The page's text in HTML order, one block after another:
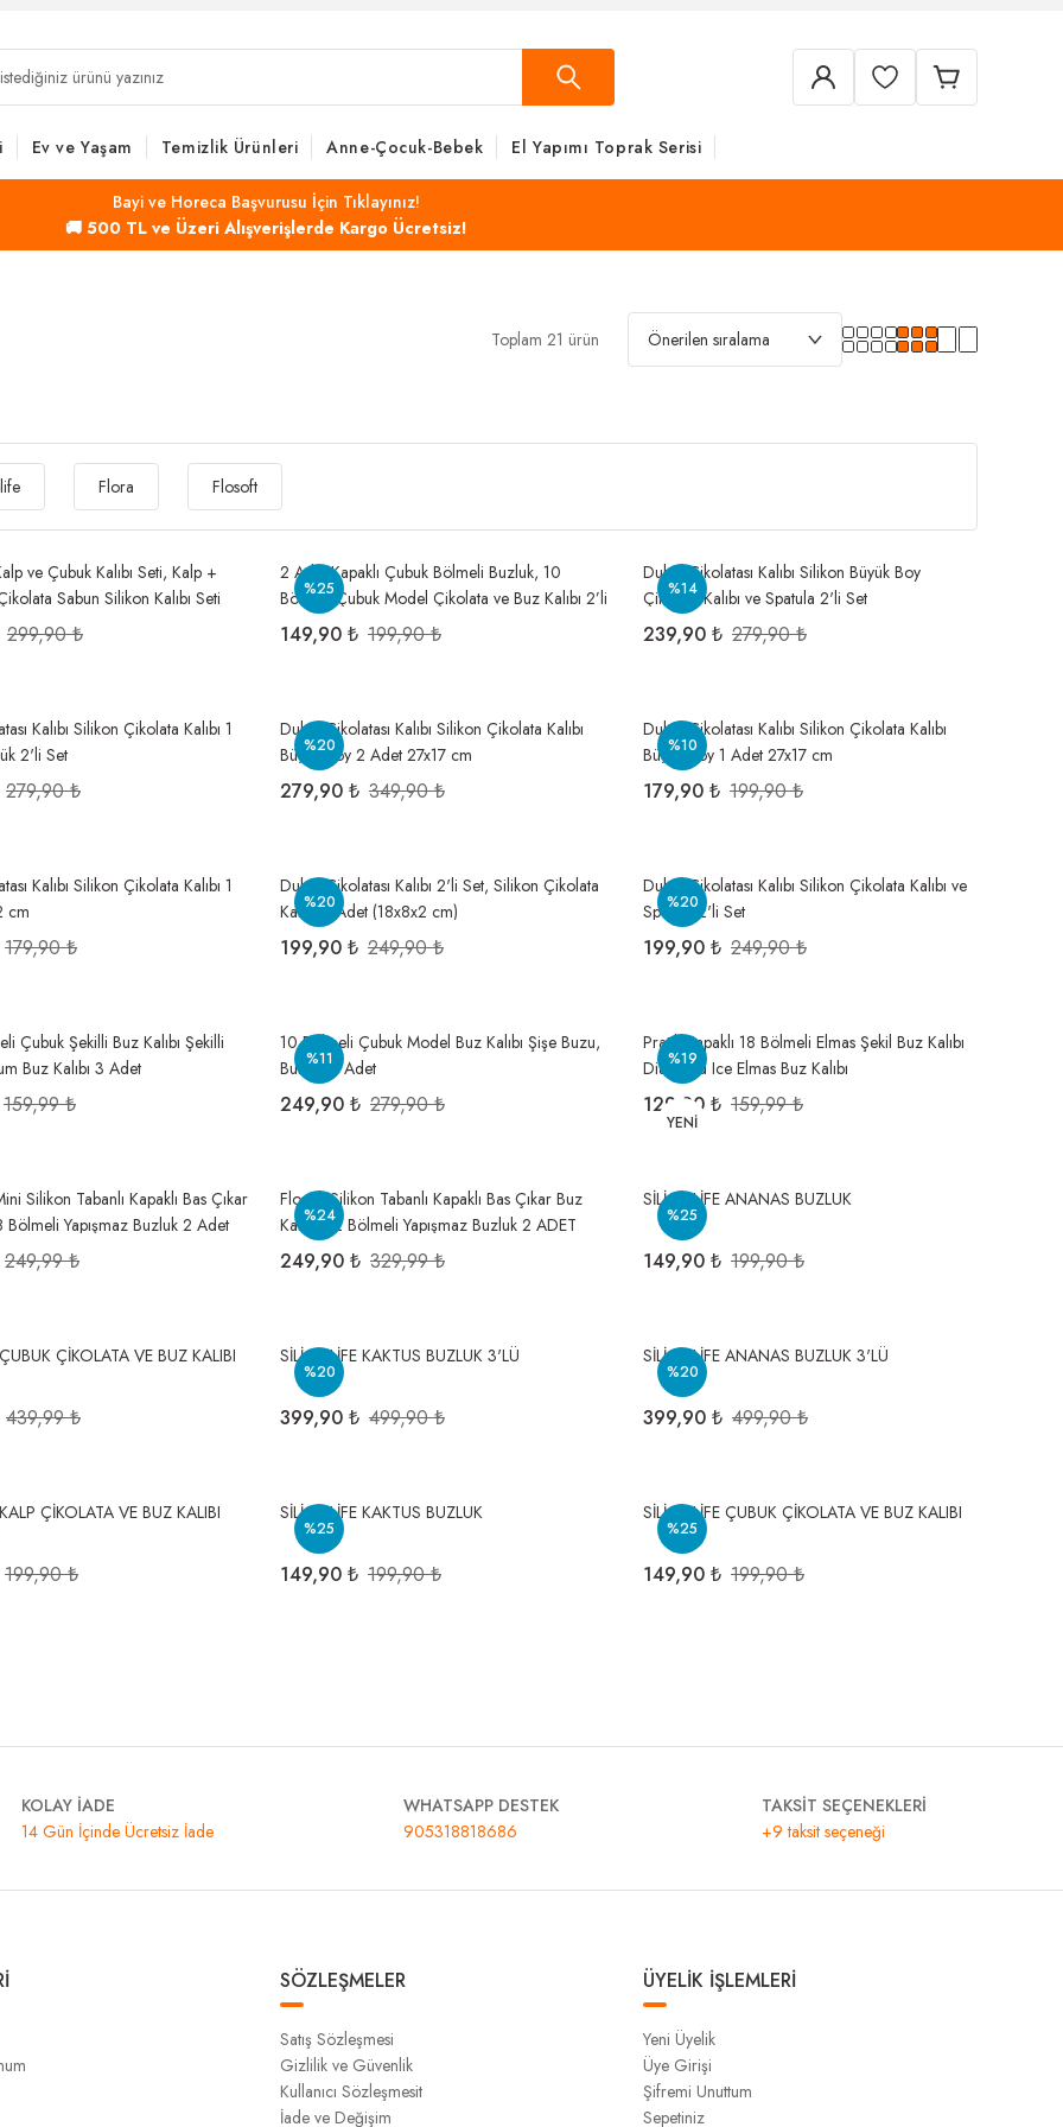
Ev ve Yaşam Temizlik Ürünleri Anne-Çocuk-Bebek El Yapımı Toprak Serisi
Bayi ve Horeca Başvurusu İçin Tıklayınız!
🚚 500 TL ve Üzeri Alışverişlerde Kargo Ücretsiz!
Toplam 21 ürün
Flora Flosoft
ve Çubuk Kalıbı Seti, Kalp +
Sabun Silikon Kalıbı Seti
299,90 ₺
%25
2 Adet Kapaklı Çubuk Bölmeli Buzluk, 10
Bölmeli Çubuk Model Çikolata ve Buz Kalıbı 2’li
Set
149,90 ₺ 199,90 ₺
%14
Dubai Çikolatası Kalıbı Silikon Büyük Boy
Çikolata Kalıbı ve Spatula 2'li Set
239,90 ₺ 279,90 ₺
Kalıbı Silikon Çikolata Kalıbı 1
2'li Set
279,90 ₺
%20
Dubai Çikolatası Kalıbı Silikon Çikolata Kalıbı
Büyük Boy 2 Adet 27x17 cm
279,90 ₺ 349,90 ₺
%10
Dubai Çikolatası Kalıbı Silikon Çikolata Kalıbı
Büyük Boy 1 Adet 27x17 cm
179,90 ₺ 199,90 ₺
Kalıbı Silikon Çikolata Kalıbı 1
cm
179,90 ₺
%20
Dubai Çikolatası Kalıbı 2'li Set, Silikon Çikolata
Kalıbı 2 Adet (18x8x2 cm)
199,90 ₺ 249,90 ₺
%20
Dubai Çikolatası Kalıbı Silikon Çikolata Kalıbı ve
Spatula 2'li Set
199,90 ₺ 249,90 ₺
Çubuk Şekilli Buz Kalıbı Şekilli
Buz Kalıbı 3 Adet
159,99 ₺
%11
10 Bölmeli Çubuk Model Buz Kalıbı Şişe Buzu,
Buzluk 3 Adet
249,90 ₺ 279,90 ₺
%19
YENİ
Pratik Kapaklı 18 Bölmeli Elmas Şekil Buz Kalıbı
Diamond Ice Elmas Buz Kalıbı
129,90 ₺ 159,99 ₺
Silikon Tabanlı Kapaklı Bas Çıkar
Bölmeli Yapışmaz Buzluk 2 Adet
249,99 ₺
%24
Flosoft Silikon Tabanlı Kapaklı Bas Çıkar Buz
Kalıbı, 12 Bölmeli Yapışmaz Buzluk 2 ADET
249,90 ₺ 329,99 ₺
%25
SİLİCOLİFE ANANAS BUZLUK
149,90 ₺ 199,90 ₺
ÇİKOLATA VE BUZ KALIBI
439,99 ₺
%20
SİLİCOLİFE KAKTUS BUZLUK 3'LÜ
399,90 ₺ 499,90 ₺
%20
SİLİCOLİFE ANANAS BUZLUK 3'LÜ
399,90 ₺ 499,90 ₺
ÇİKOLATA VE BUZ KALIBI
199,90 ₺
%25
SİLİCOLİFE KAKTUS BUZLUK
149,90 ₺ 199,90 ₺
%25
SİLİCOLİFE ÇUBUK ÇİKOLATA VE BUZ KALIBI
149,90 ₺ 199,90 ₺
KOLAY İADE
14 Gün İçinde Ücretsiz İade
WHATSAPP DESTEK
905318818686
TAKSİT SEÇENEKLERİ
+9 taksit seçeneği
SÖZLEŞMELER
Satış Sözleşmesi
Gizlilik ve Güvenlik
Kullanıcı Sözleşmesit
İade ve Değişim
ÜYELİK İŞLEMLERİ
Yeni Üyelik
Üye Girişi
Şifremi Unuttum
Sepetiniz